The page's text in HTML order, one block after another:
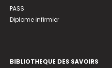
PASS
Diplome infirmier
BIBLIOTHEQUE DES SAVOIRS